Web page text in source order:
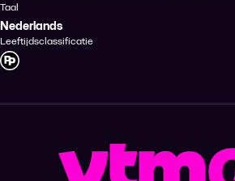
Taal
Nederlands
Leeftijdsclassificatie